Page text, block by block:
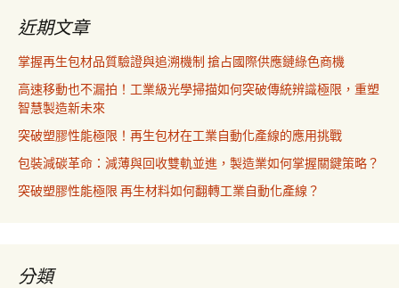
近期文章
掌握再生包材品質驗證與追溯機制 搶占國際供應鏈綠色商機
高速移動也不漏拍！工業級光學掃描如何突破傳統辨識極限，重塑
智慧製造新未來
突破塑膠性能極限！再生包材在工業自動化產線的應用挑戰
包裝減碳革命：減薄與回收雙軌並進，製造業如何掌握關鍵策略？
突破塑膠性能極限 再生材料如何翻轉工業自動化產線？
分類